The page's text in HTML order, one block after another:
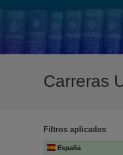
Carreras
Filtros aplicados
España